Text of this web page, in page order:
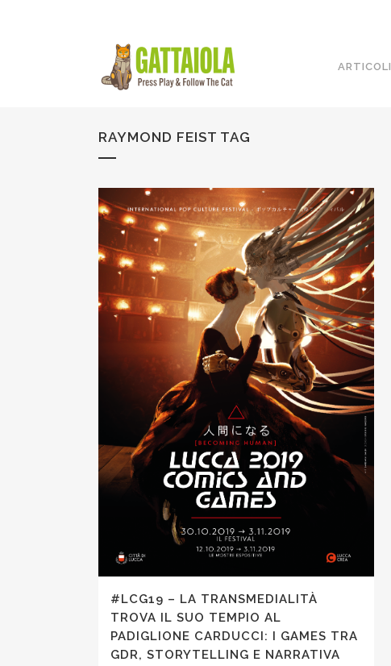
ARTICOLI
RAYMOND FEIST TAG
#LCG19 – LA TRANSMEDIALITÀ
TROVA IL SUO TEMPIO AL
PADIGLIONE CARDUCCI: I GAMES TRA
GDR, STORYTELLING E NARRATIVA